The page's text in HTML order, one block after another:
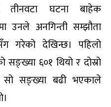
घटना बाहेक
उनले अनगिन्ती सम्झौता
गरेको देखिन्छ। पहिलो
६०१ थियो र दोस्रो
सो सङ्ख्या बढी भएकाले